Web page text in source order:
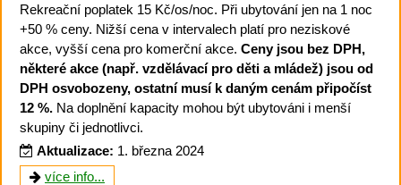
Rekreační poplatek 15 Kč/os/noc. Při ubytování jen na 1 noc
+50 % ceny. Nižší cena v intervalech platí pro neziskové
akce, vyšší cena pro komerční akce. Ceny jsou bez DPH,
některé akce (např. vzdělávací pro děti a mládež) jsou od
DPH osvobozeny, ostatní musí k daným cenám připočíst
12 %. Na doplnění kapacity mohou být ubytováni i menší
skupiny či jednotlivci.
Aktualizace: 1. března 2024
více info...